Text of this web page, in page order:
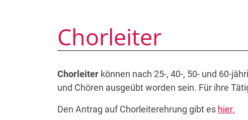
Chorleiter
Chorleiter können nach 25-, 40-, 50- und 60-
und Chören ausgeübt worden sein. Für ihre
Den Antrag auf Chorleiterehrung gibt es hier.